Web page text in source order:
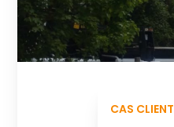
CAS CLIENT